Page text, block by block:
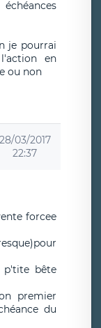
je pourrai
en
ou non
28/03/2017
22:37
forcee
p'tite bête
premier
du